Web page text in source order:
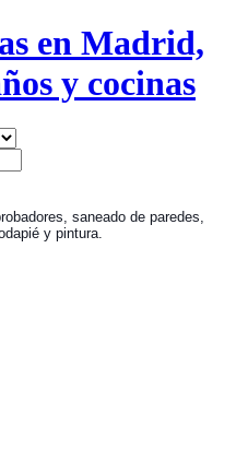
en Madrid,
y cocinas
saneado de paredes,
y pintura.